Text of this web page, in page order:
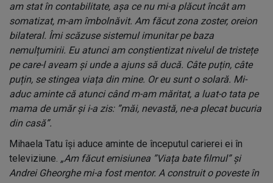
am stat în contabilitate, așa ce nu mi-a plăcut încât am
somatizat, m-am îmbolnăvit. Am făcut zona zoster, oreion
bilateral. Îmi scăzuse sistemul imunitar pe baza
nemulțumirii. Eu atunci am conștientizat nivelul de tristețe
pe care-l aveam și unde a ajuns să ducă. Câte puțin, câte
puțin, se stingea viața din mine. Or eu sunt o solară. Mi-
aduc aminte că atunci când m-am măritat, a luat-o tata pe
mama de umăr și i-a zis: ”măi, nevastă, ne-a plecat bucuria
din casă”.
Mihaela Tatu își aduce aminte de începutul carierei ei în
televiziune. „Am făcut emisiunea ”Viața bate filmul” și
Andrei Gheorghe mi-a fost mentor. A construit o poveste în